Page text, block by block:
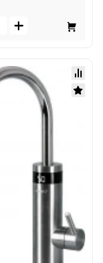
+